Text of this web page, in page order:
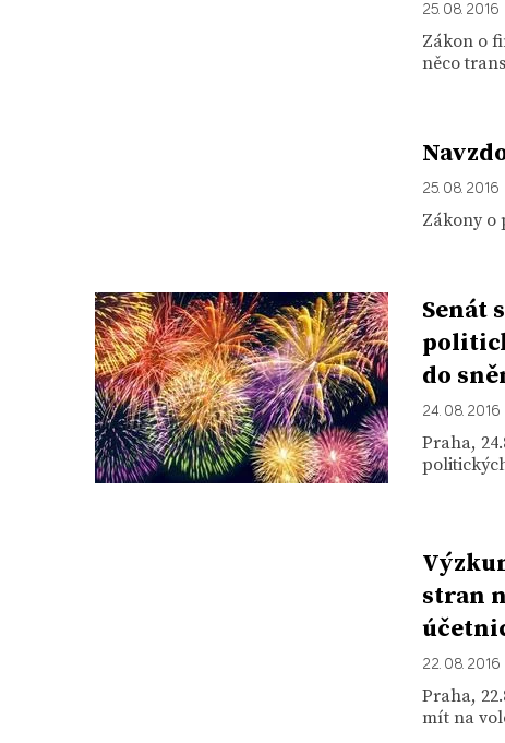
25. 08. 2016
Zákon o
něco
25. 08. 2016
Zákony o
Senát
do
24. 08. 2016
Praha,
stran
22. 08. 2016
Praha,
mít na